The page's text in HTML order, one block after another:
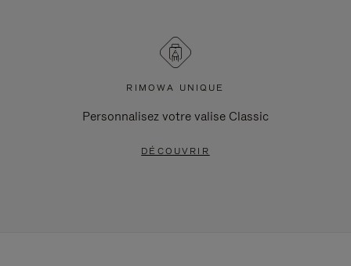
RIMOWA UNIQUE
Personnalisez votre valise Classic
DÉCOUVRIR